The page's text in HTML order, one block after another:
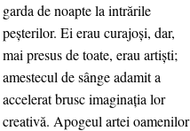
garda de noapte la intrările
peşterilor. Ei erau curajoşi, dar,
mai presus de toate, erau artişti;
amestecul de sânge adamit a
accelerat brusc imaginaţia lor
creativă. Apogeul artei oamenilor